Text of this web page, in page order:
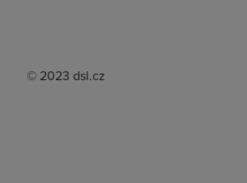
© 2023 dsl.cz